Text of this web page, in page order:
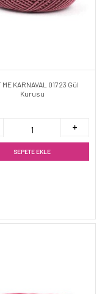
ME KARNAVAL 01723 Gül
Kurusu
SEPETE EKLE